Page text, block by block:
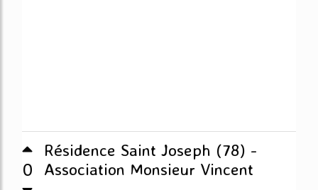
0
Résidence Saint Joseph (78) -
Association Monsieur Vincent